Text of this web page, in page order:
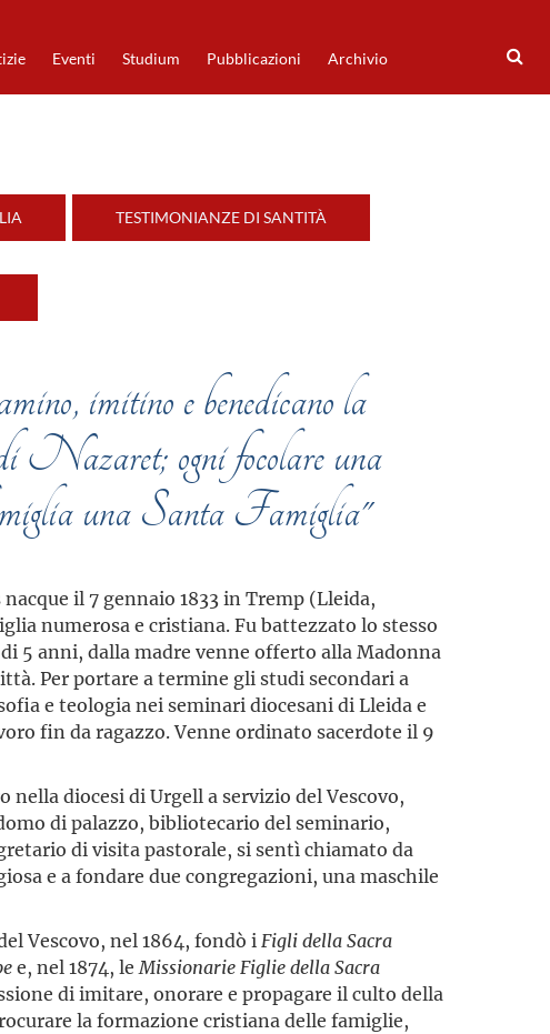
Eventi Studium Pubblicazioni Archivio
TESTIMONIANZE DI SANTITÀ
imitino e benedicano la
Nazaret; ogni focolare una
una Santa Famiglia"
il 7 gennaio 1833 in Tremp (Lleida,
numerosa e cristiana. Fu battezzato lo stesso
5 anni, dalla madre venne offerto alla Madonna
Per portare a termine gli studi secondari a
e teologia nei seminari diocesani di Lleida e
fin da ragazzo. Venne ordinato sacerdote il 9
nella diocesi di Urgell a servizio del Vescovo,
di palazzo, bibliotecario del seminario,
di visita pastorale, si sentì chiamato da
e a fondare due congregazioni, una maschile
Vescovo, nel 1864, fondò i Figli della Sacra
e, nel 1874, le Missionarie Figlie della Sacra
di imitare, onorare e propagare il culto della
la formazione cristiana delle famiglie,